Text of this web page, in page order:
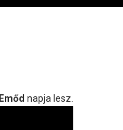
Emőd napja lesz.